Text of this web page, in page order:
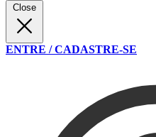
Close
ENTRE / CADASTRE-SE